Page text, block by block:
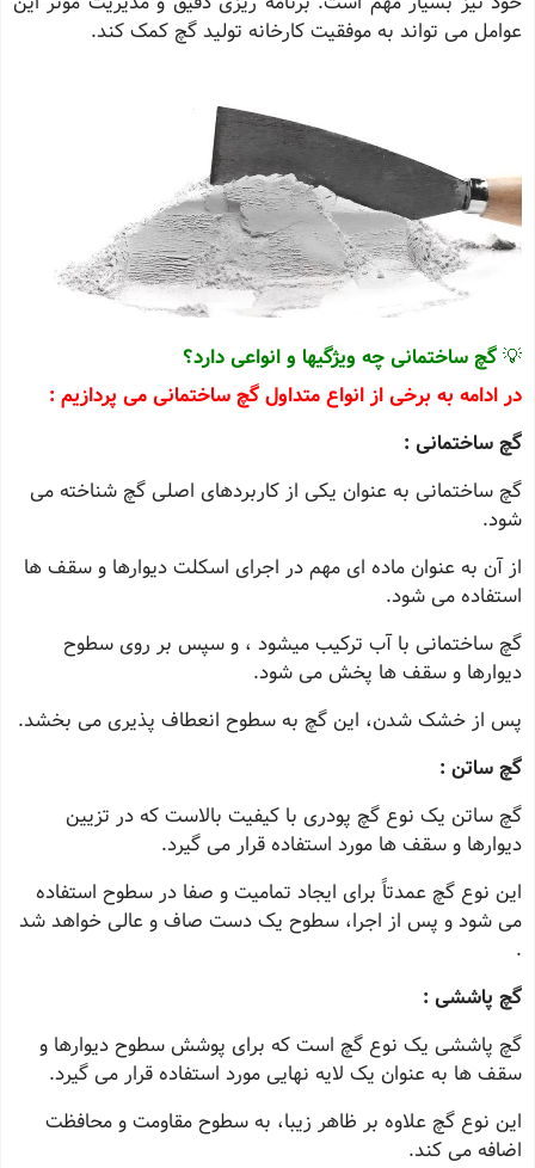
عوامل می‌ تواند به موفقیت کارخانه تولید گچ کمک کند.
💡گچ ساختمانیچه ویژگیها و انواعی دارد؟
در ادامه به برخی از انواع متداول گچ ساختمانی می ‌پردازیم :
گچ ساختمانی :
گچ ساختمانی به عنوان یکی از کاربردهای اصلی گچ شناخته می
‌شود.
از آن به عنوان ماده‌ ای مهم در اجرای اسکلت دیوارها و سقف ‌ها
استفاده می‌ شود.
گچ ساختمانی با آب ترکیب میشود ، و سپس بر روی سطوح
دیوارها و سقف ‌ها پخش می‌ شود.
پس از خشک شدن، این گچ به سطوح انعطاف پذیری می ‌بخشد.
گچ ساتن :
گچ ساتن یک نوع گچ پودری با کیفیت بالاست که در تزیین
دیوارها و سقف ‌ها مورد استفاده قرار می ‌گیرد.
این نوع گچ عمدتاً برای ایجاد تمامیت و صفا در سطوح استفاده
می ‌شود و پس از اجرا، سطوح یک دست صاف و عالی خواهد شد
.
گچ پاششی :
گچ پاششی یک نوع گچ است که برای پوشش سطوح دیوارها و
سقف ‌ها به عنوان یک لایه نهایی مورد استفاده قرار می ‌گیرد.
این نوع گچ علاوه بر ظاهر زیبا، به سطوح مقاومت و محافظت
اضافه می ‌کند.